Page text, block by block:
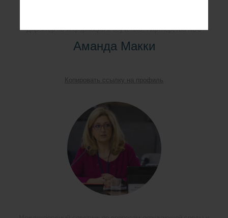
Директор по информации и обучению, Партнерство NDC
Аманда Макки
Копировать ссылку на профиль